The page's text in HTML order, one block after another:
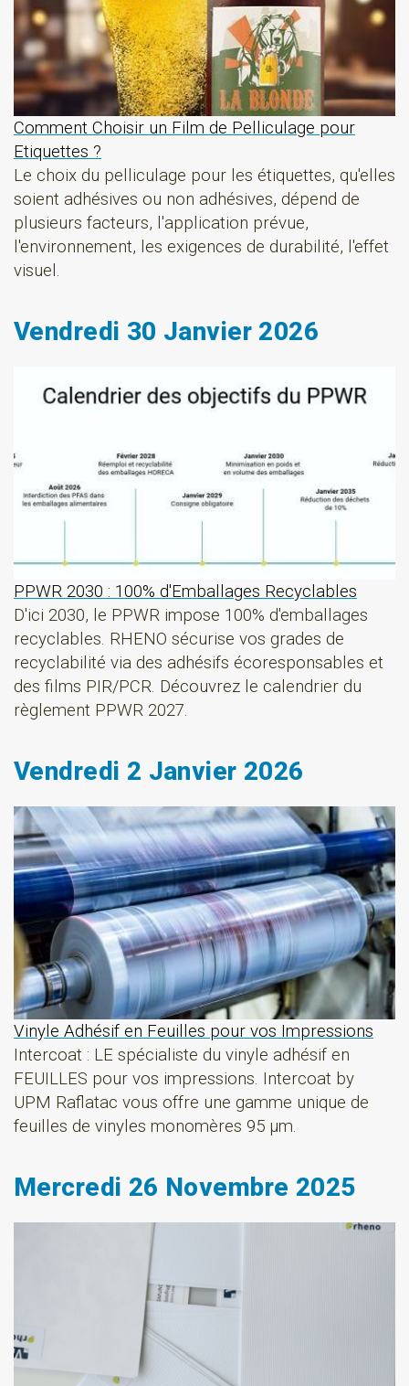
Comment Choisir un Film de Pelliculage pour
Etiquettes ?
Le choix du pelliculage pour les étiquettes, qu'elles
soient adhésives ou non adhésives, dépend de
plusieurs facteurs, l'application prévue,
l'environnement, les exigences de durabilité, l'effet
visuel.
Vendredi 30 Janvier 2026
PPWR 2030 : 100% d'Emballages Recyclables
D'ici 2030, le PPWR impose 100% d'emballages
recyclables. RHENO sécurise vos grades de
recyclabilité via des adhésifs écoresponsables et
des films PIR/PCR. Découvrez le calendrier du
règlement PPWR 2027.
Vendredi 2 Janvier 2026
Vinyle Adhésif en Feuilles pour vos Impressions
Intercoat : LE spécialiste du vinyle adhésif en
FEUILLES pour vos impressions. Intercoat by
UPM Raflatac vous offre une gamme unique de
feuilles de vinyles monomères 95 µm.
Mercredi 26 Novembre 2025